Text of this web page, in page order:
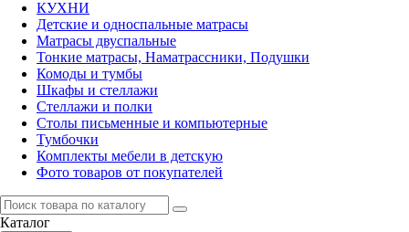
КУХНИ
Детские и односпальные матрасы
Матрасы двуспальные
Тонкие матрасы, Наматрассники, Подушки
Комоды и тумбы
Шкафы и стеллажи
Стеллажи и полки
Столы письменные и компьютерные
Тумбочки
Комплекты мебели в детскую
Фото товаров от покупателей
Каталог